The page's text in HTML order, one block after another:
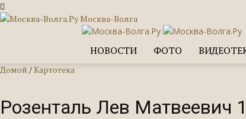
Москва-Волга
НОВОСТИ ФОТО
Домой /Картотека
Розенталь Лев Матвеевич